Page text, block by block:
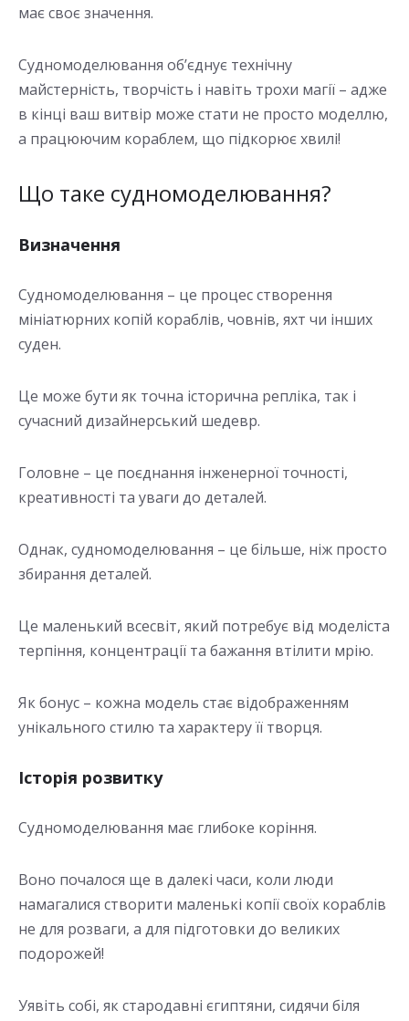
має своє значення.
Судномоделювання об’єднує технічну
майстерність, творчість і навіть трохи магії – адже
в кінці ваш витвір може стати не просто моделлю,
а працюючим кораблем, що підкорює хвилі!
Що таке судномоделювання?
Визначення
Судномоделювання – це процес створення
мініатюрних копій кораблів, човнів, яхт чи інших
суден.
Це може бути як точна історична репліка, так і
сучасний дизайнерський шедевр.
Головне – це поєднання інженерної точності,
креативності та уваги до деталей.
Однак, судномоделювання – це більше, ніж просто
збирання деталей.
Це маленький всесвіт, який потребує від моделіста
терпіння, концентрації та бажання втілити мрію.
Як бонус – кожна модель стає відображенням
унікального стилю та характеру її творця.
Історія розвитку
Судномоделювання має глибоке коріння.
Воно почалося ще в далекі часи, коли люди
намагалися створити маленькі копії своїх кораблів
не для розваги, а для підготовки до великих
подорожей!
Уявіть собі, як стародавні єгиптяни, сидячи біля